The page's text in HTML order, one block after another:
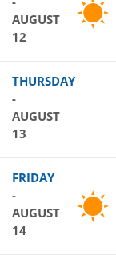
AUGUST
12
THURSDAY
-
AUGUST
13
FRIDAY
-
AUGUST
14